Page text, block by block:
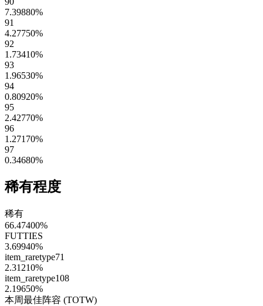
7.39880%
91
4.27750%
92
1.73410%
93
1.96530%
94
0.80920%
95
2.42770%
96
1.27170%
97
0.34680%
稀有程度
稀有
66.47400%
FUTTIES
3.69940%
item_raretype71
2.31210%
item_raretype108
2.19650%
本周最佳阵容 (TOTW)